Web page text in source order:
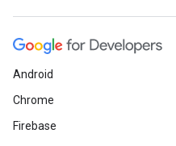
Android
Chrome
Firebase